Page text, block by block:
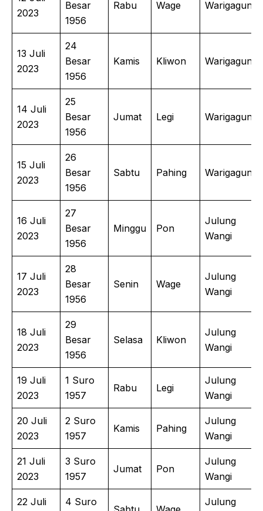
2023
Besar
1956
Rabu Wage Warigagung
13 Juli
2023
24
Besar
1956
Kamis Kliwon Warigagung
14 Juli
2023
25
Besar
1956
Jumat Legi Warigagung
15 Juli
2023
26
Besar
1956
Sabtu Pahing Warigagung
16 Juli
2023
27
Besar
1956
Minggu Pon
Julung
Wangi
17 Juli
2023
28
Besar
1956
Senin Wage
Julung
Wangi
18 Juli
2023
29
Besar
1956
Selasa Kliwon
Julung
Wangi
19 Juli
2023
1 Suro
1957
Rabu Legi
Julung
Wangi
20 Juli
2023
2 Suro
1957
Kamis Pahing
Julung
Wangi
21 Juli
2023
3 Suro
1957
Jumat Pon
Julung
Wangi
22 Juli
4 Suro
Julung